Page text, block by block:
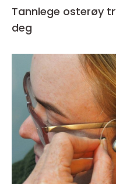
Tannlege osterøy trygg tannbehandling nær
deg